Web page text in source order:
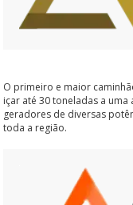
O primeiro e maior
içar até 30 toneladas a uma
geradores de diversas
toda a região.